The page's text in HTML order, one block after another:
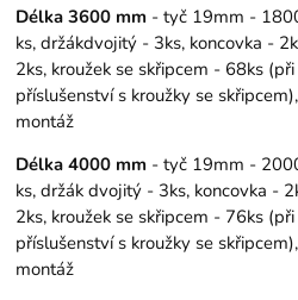
Délka 3600 mm - tyč 19mm -
ks, držákdvojitý - 3ks, koncovka -
2ks, kroužek se skřipcem - 68ks
příslušenství s kroužky se
montáž
Délka 4000 mm - tyč 19mm -
ks, držák dvojitý - 3ks, koncovka -
2ks, kroužek se skřipcem - 76ks
příslušenství s kroužky se
montáž